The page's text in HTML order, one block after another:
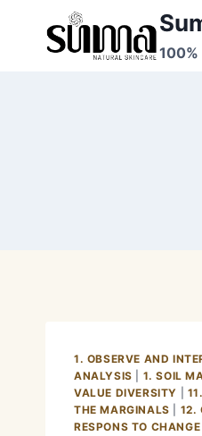
1. OBSERVE AND
ANALYSIS
1. SOIL
VALUE DIVERSITY
THE MARGINALS
12.
RESPONS TO CHANGE